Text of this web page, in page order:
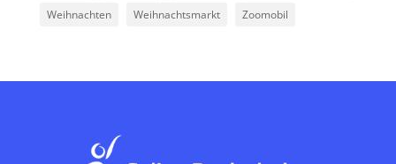
Weihnachten
Weihnachtsmarkt Zoomobil